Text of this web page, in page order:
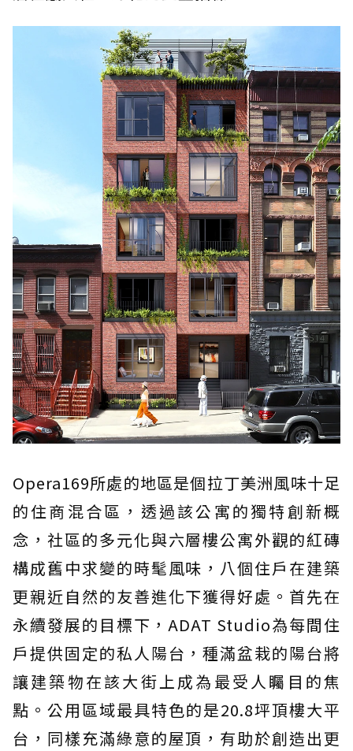
Opera169所處的地區是個拉丁美洲風味十足
的住商混合區，透過該公寓的獨特創新概
念，社區的多元化與六層樓公寓外觀的紅磚
構成舊中求變的時髦風味，八個住戶在建築
更親近自然的友善進化下獲得好處。首先在
永續發展的目標下，ADAT Studio為每間住
戶提供固定的私人陽台，種滿盆栽的陽台將
讓建築物在該大街上成為最受人矚目的焦
點。公用區域最具特色的是20.8坪頂樓大平
台，同樣充滿綠意的屋頂，有助於創造出更